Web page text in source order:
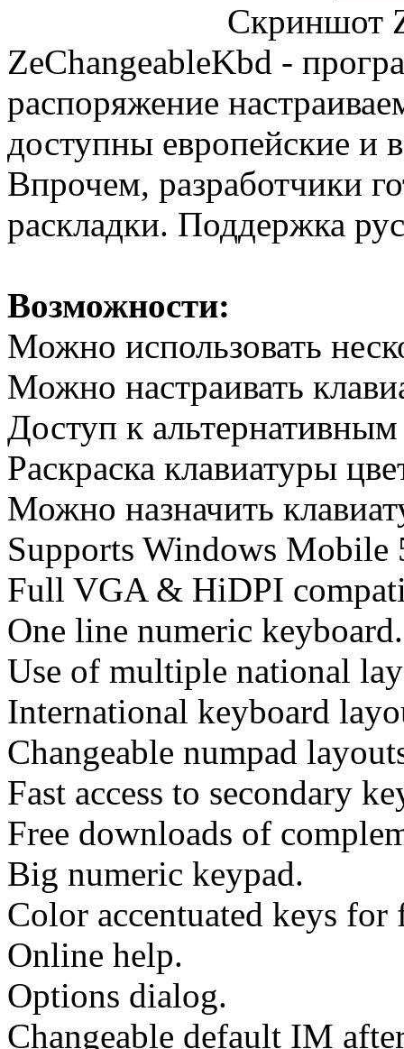
Скриншот
ZeChangeableKbd -
распоряжение
доступны европейские и
Впрочем, разработчики
раскладки. Поддержка
Возможности:
Можно использовать
Можно настраивать
Доступ к
Раскраска клавиатуры
Можно назначить
Supports Windows Mobile
Full VGA & HiDPI
One line numeric keyboard.
Use of multiple national
International keyboard
Changeable numpad
Fast access to secondary
Free downloads of
Big numeric keypad.
Color accentuated keys for
Online help.
Options dialog.
Changeable default IM